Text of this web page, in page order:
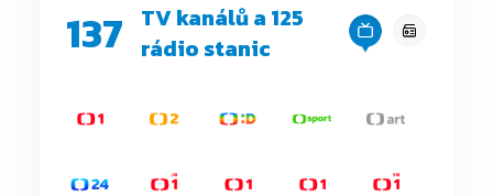
137 TV kanálů a 125
rádio stanic